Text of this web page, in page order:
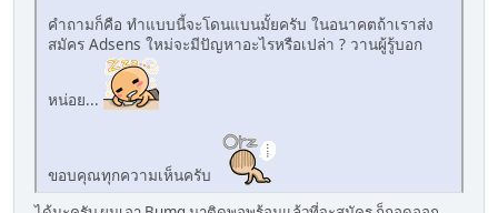
คำถามก็คือ ทำแบบนี้จะโดนแบนมั้ยครับ ในอนาคตถ้าเราส่ง
สมัคร Adsens ใหม่จะมีปัญหาอะไรหรือเปล่า ? วานผู้รู้บอก
หน่อย...
ขอบคุณทุกความเห็นครับ